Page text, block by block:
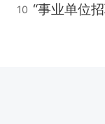
10 “事业单位